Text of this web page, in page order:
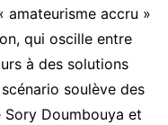
amateurisme accru »
qui oscille entre
à des solutions
soulève des
Doumbouya et